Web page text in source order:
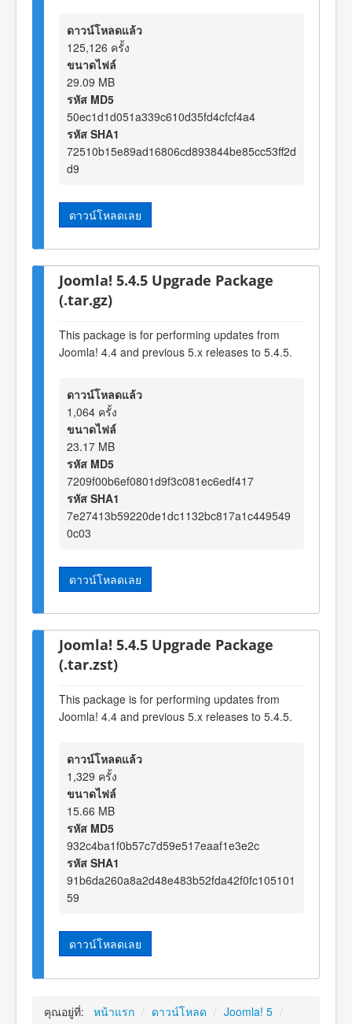
ดาวน์โหลดแล้ว
125,126 ครั้ง
ขนาดไฟล์
29.09 MB
รหัส MD5
50ec1d1d051a339c610d35fd4cfcf4a4
รหัส SHA1
72510b15e89ad16806cd893844be85cc53ff2d
d9
ดาวน์โหลดเลย
Joomla! 5.4.5 Upgrade Package
(.tar.gz)
This package is for performing updates from
Joomla! 4.4 and previous 5.x releases to 5.4.5.
ดาวน์โหลดแล้ว
1,064 ครั้ง
ขนาดไฟล์
23.17 MB
รหัส MD5
7209f00b6ef0801d9f3c081ec6edf417
รหัส SHA1
7e27413b59220de1dc1132bc817a1c449549
0c03
ดาวน์โหลดเลย
Joomla! 5.4.5 Upgrade Package
(.tar.zst)
This package is for performing updates from
Joomla! 4.4 and previous 5.x releases to 5.4.5.
ดาวน์โหลดแล้ว
1,329 ครั้ง
ขนาดไฟล์
15.66 MB
รหัส MD5
932c4ba1f0b57c7d59e517eaaf1e3e2c
รหัส SHA1
91b6da260a8a2d48e483b52fda42f0fc105101
59
ดาวน์โหลดเลย
คุณอยู่ที่: หน้าแรก / ดาวน์โหลด / Joomla! 5 /